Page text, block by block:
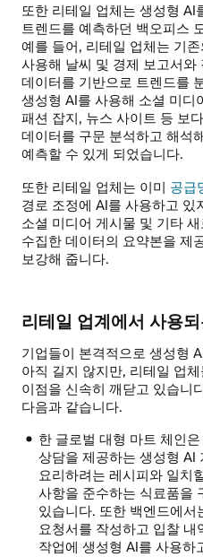
또한 리테일 업체는 생성형 AI
트렌드를 예측하던 백오피스
예를 들어, 리테일 업체는 기존
사용해 날씨 및 경제 보고서
데이터를 기반으로 트렌드를
생성형 AI를 사용해 소셜 미디
패션 잡지, 뉴스 사이트 등 보
데이터를 구문 분석하고 해석
예측할 수 있게 되었습니다.
또한 리테일 업체는 이미 공급
경로 조정에 AI를 사용하고 있
소셜 미디어 게시물 및 기타
수집한 데이터의 요약본을 제
보강해 줍니다.
리테일 업계에서 사용
기업들이 본격적으로 생성형
아직 길지 않지만, 리테일 업
이점을 신속히 깨닫고 있습니
다음과 같습니다.
한 글로벌 대형 마트 체인
상담을 제공하는 생성형 AI
요리하려는 레시피와 일치
사항을 준수하는 식료품을
있습니다. 또한 백엔드에
요청서를 작성하고 입찰 내
작업에 생성형 AI를 사용하